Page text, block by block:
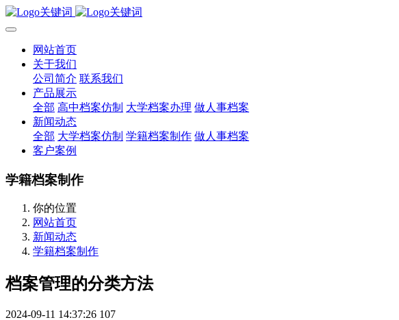
网站首页
关于我们
公司简介 联系我们
产品展示
全部 高中档案仿制 大学档案办理 做人事档案
新闻动态
全部 大学档案仿制 学籍档案制作 做人事档案
客户案例
学籍档案制作
你的位置
网站首页
新闻动态
学籍档案制作
档案管理的分类方法
2024-09-11 14:37:26 107